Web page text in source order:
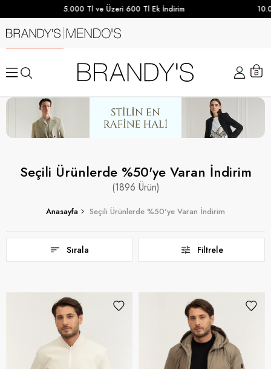
5.000 Tl ve Üzeri 600 Tl Ek İndirim 10.000
Seçili Ürünlerde %50'ye Varan İndirim
1896
Anasayfa Seçili Ürünlerde %50'ye Varan İndirim
Filtrele
Sırala